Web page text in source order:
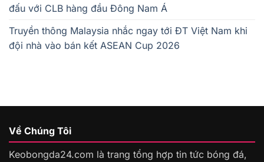
đấu với CLB hàng đầu Đông Nam Á
Truyền thông Malaysia nhắc ngay tới ĐT Việt Nam khi
đội nhà vào bán kết ASEAN Cup 2026
Về Chúng Tôi
Keobongda24.com là trang tổng hợp tin tức bóng đá,